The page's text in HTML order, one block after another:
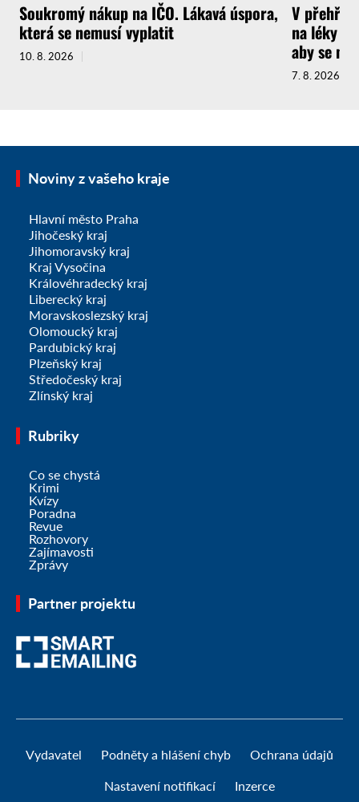
Soukromý nákup na IČO. Lákavá úspora,
která se nemusí vyplatit
10. 8. 2026
V
na léky a
aby se
7. 8. 2026
Noviny z vašeho kraje
Hlavní město Praha
Jihočeský kraj
Jihomoravský kraj
Kraj Vysočina
Královéhradecký kraj
Liberecký kraj
Moravskoslezský kraj
Olomoucký kraj
Pardubický kraj
Plzeňský kraj
Středočeský kraj
Zlínský kraj
Rubriky
Co se chystá
Krimi
Kvízy
Poradna
Revue
Rozhovory
Zajímavosti
Zprávy
Partner projektu
Vydavatel Podněty a hlášení chyb Ochrana údajů
Nastavení notifikací Inzerce